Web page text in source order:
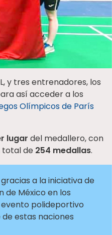
y tres entrenadores, los
así acceder a los
Olímpicos de París
lugar del medallero, con
total de 254 medallas.
a la iniciativa de
de México en los
evento polideportivo
estas naciones